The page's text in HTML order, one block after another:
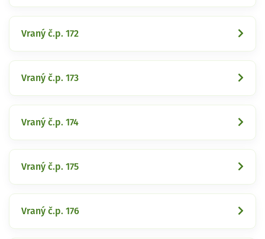
Vraný č.p. 172
Vraný č.p. 173
Vraný č.p. 174
Vraný č.p. 175
Vraný č.p. 176